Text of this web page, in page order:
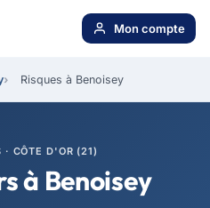
Mon compte
Risques à Benoisey
· CÔTE D'OR (21)
à Benoisey